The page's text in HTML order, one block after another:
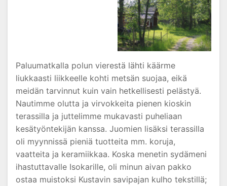
Paluumatkalla polun vierestä lähti käärme
liukkaasti liikkeelle kohti metsän suojaa, eikä
meidän tarvinnut kuin vain hetkellisesti pelästyä.
Nautimme olutta ja virvokkeita pienen kioskin
terassilla ja juttelimme mukavasti puheliaan
kesätyöntekijän kanssa. Juomien lisäksi terassilla
oli myynnissä pieniä tuotteita mm. koruja,
vaatteita ja keramiikkaa. Koska menetin sydämeni
ihastuttavalle Isokarille, oli minun aivan pakko
ostaa muistoksi Kustavin savipajan kulho tekstillä;